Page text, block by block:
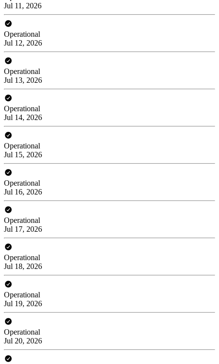
Jul 11, 2026
Operational
Jul 12, 2026
Operational
Jul 13, 2026
Operational
Jul 14, 2026
Operational
Jul 15, 2026
Operational
Jul 16, 2026
Operational
Jul 17, 2026
Operational
Jul 18, 2026
Operational
Jul 19, 2026
Operational
Jul 20, 2026